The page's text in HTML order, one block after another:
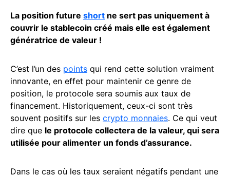
La position future short ne sert pas uniquement à
couvrir le stablecoin créé mais elle est également
génératrice de valeur !
C’est l’un des points qui rend cette solution vraiment
innovante, en effet pour maintenir ce genre de
position, le protocole sera soumis aux taux de
financement. Historiquement, ceux-ci sont très
souvent positifs sur les crypto monnaies. Ce qui veut
dire que le protocole collectera de la valeur, qui sera
utilisée pour alimenter un fonds d’assurance.
Dans le cas où les taux seraient négatifs pendant une